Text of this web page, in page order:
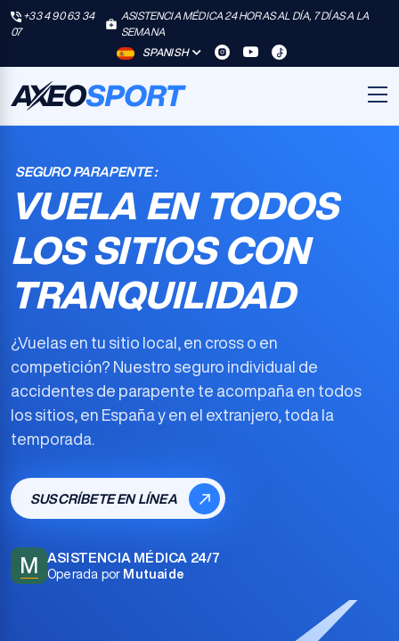
+33 4 90 63 34
07
ASISTENCIA MÉDICA 24 HORAS AL DÍA, 7 DÍAS A LA
SEMANA
SPANISH
SEGURO PARAPENTE :
VUELA EN TODOS
LOS SITIOS CON
TRANQUILIDAD
¿Vuelas en tu sitio local, en cross o en
competición? Nuestro seguro individual de
accidentes de parapente te acompaña en todos
los sitios, en España y en el extranjero, toda la
temporada.
SUSCRÍBETE EN LÍNEA
M ASISTENCIA MÉDICA 24/7
Operada por Mutuaide